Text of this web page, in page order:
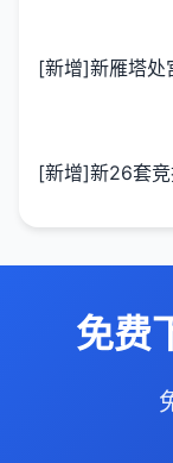
[新增]新雁塔处
[新增]新26套竞
免费